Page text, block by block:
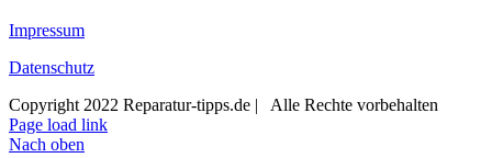
Impressum
Datenschutz
Copyright 2022 Reparatur-tipps.de | Alle Rechte vorbehalten
Page load link
Nach oben